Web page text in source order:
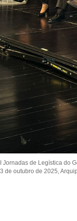
I Jornadas de Legística do
3 de outubro de 2025,